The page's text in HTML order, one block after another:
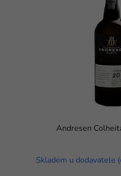
Andresen
Skladem u dodavatele